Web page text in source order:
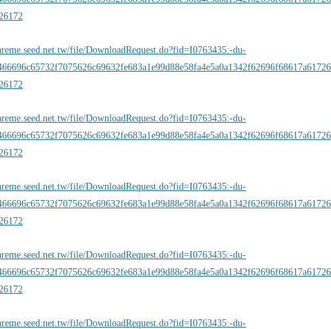
file/DownloadRequest.do?fid=I0763435:-du-
file/DownloadRequest.do?fid=I0763435:-du-
file/DownloadRequest.do?fid=I0763435:-du-
file/DownloadRequest.do?fid=I0763435:-du-
file/DownloadRequest.do?fid=I0763435:-du-